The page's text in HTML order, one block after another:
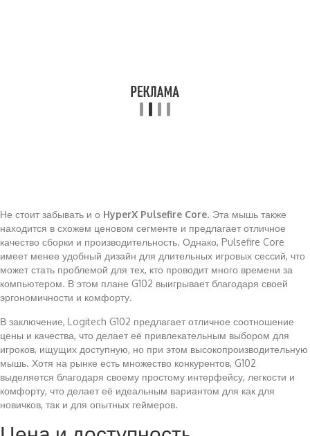
Не стоит забывать и о HyperX Pulsefire Core. Эта мышь также
находится в схожем ценовом сегменте и предлагает отличное
качество сборки и производительность. Однако, Pulsefire Core
имеет менее удобный дизайн для длительных игровых сессий, что
может стать проблемой для тех, кто проводит много времени за
компьютером. В этом плане G102 выигрывает благодаря своей
эргономичности и комфорту.
В заключение, Logitech G102 предлагает отличное соотношение
цены и качества, что делает её привлекательным выбором для
игроков, ищущих доступную, но при этом высокопроизводительную
мышь. Хотя на рынке есть множество конкурентов, G102
выделяется благодаря своему простому интерфейсу, легкости и
комфорту, что делает её идеальным вариантом для как для
новичков, так и для опытных геймеров.